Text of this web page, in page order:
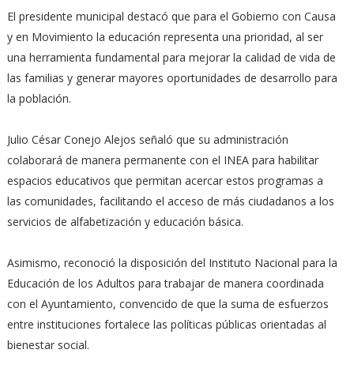
El presidente municipal destacó que para el Gobierno con Causa
y en Movimiento la educación representa una prioridad, al ser
una herramienta fundamental para mejorar la calidad de vida de
las familias y generar mayores oportunidades de desarrollo para
la población.
Julio César Conejo Alejos señaló que su administración
colaborará de manera permanente con el INEA para habilitar
espacios educativos que permitan acercar estos programas a
las comunidades, facilitando el acceso de más ciudadanos a los
servicios de alfabetización y educación básica.
Asimismo, reconoció la disposición del Instituto Nacional para la
Educación de los Adultos para trabajar de manera coordinada
con el Ayuntamiento, convencido de que la suma de esfuerzos
entre instituciones fortalece las políticas públicas orientadas al
bienestar social.